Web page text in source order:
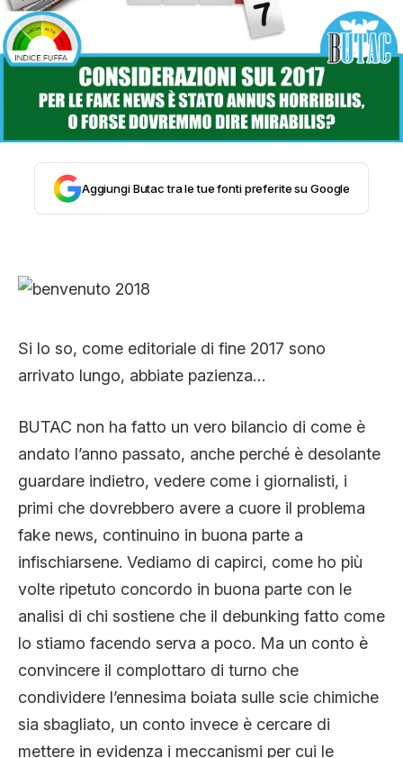
STORIA E CITAZIONI
INTRATTENIMENTO
COMPLOTTI, LEGGENDE URBANE ED
EVERGREEN
EDITORIALI
TRUFFE E SOCIAL NETWORK
CLIMA ED ENERGIA
CONTATTI
CHI SIAMO
Aggiungi Butac tra le tue fonti preferite su Google
Si lo so, come editoriale di fine 2017 sono
arrivato lungo, abbiate pazienza…
BUTAC non ha fatto un vero bilancio di come è
andato l’anno passato, anche perché è desolante
guardare indietro, vedere come i giornalisti, i
primi che dovrebbero avere a cuore il problema
fake news, continuino in buona parte a
infischiarsene. Vediamo di capirci, come ho più
volte ripetuto concordo in buona parte con le
analisi di chi sostiene che il debunking fatto come
lo stiamo facendo serva a poco. Ma un conto è
convincere il complottaro di turno che
condividere l’ennesima boiata sulle scie chimiche
sia sbagliato, un conto invece è cercare di
mettere in evidenza i meccanismi per cui le